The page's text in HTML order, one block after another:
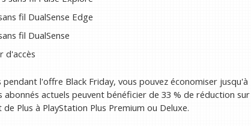
fil DualSense Edge
fil DualSense
d'accès
l'offre Black Friday, vous pouvez économiser jusqu'à
abonnés actuels peuvent bénéficier de 33 % de réduction sur
Plus à PlayStation Plus Premium ou Deluxe.